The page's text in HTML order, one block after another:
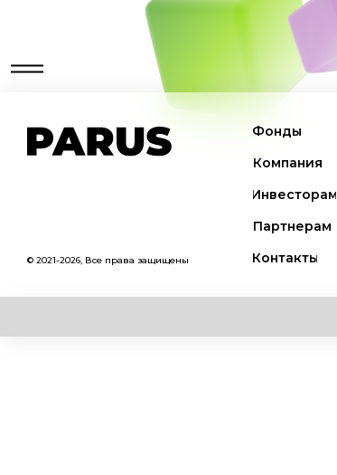
© 2021-2026, Все права защищены
Фонды
Компания
Партнерам
Инвесторам
Контакты